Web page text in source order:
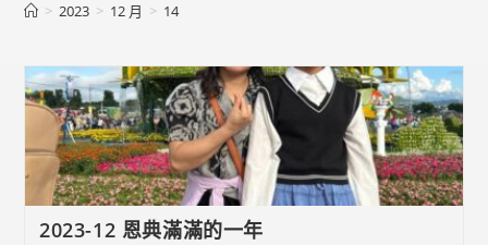
> 2023 > 12 月 > 14
2023-12 恩典滿滿的一年